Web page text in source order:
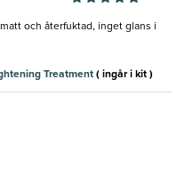
och återfuktad, inget glans i
Treatment ( ingår i kit )